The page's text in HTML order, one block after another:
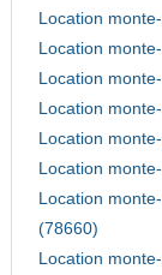
Location
Location
Location
Location
Location
Location
Location
(78660)
Location